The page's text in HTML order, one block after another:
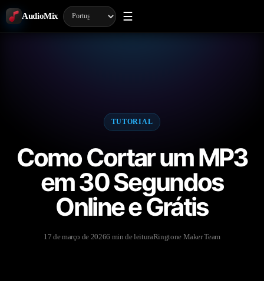
AudioMix ☰
TUTORIAL
Como Cortar um MP3
em 30 Segundos
Online e Grátis
17 de março de 20266 min de leituraRingtone Maker Team